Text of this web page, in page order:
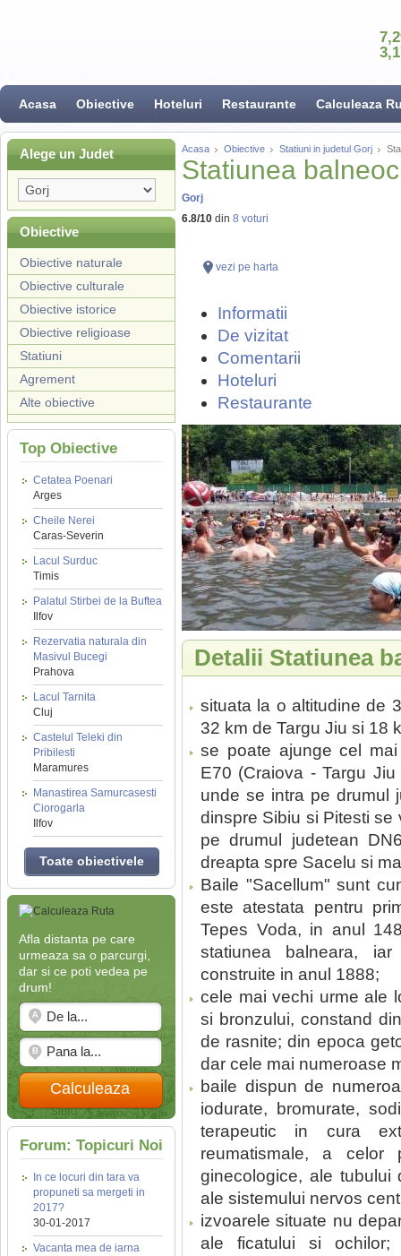
Acasa Obiective Hoteluri Restaurante Calculeaza
Alege un Judet
Obiective
Obiective naturale
Obiective culturale
Obiective istorice
Obiective religioase
Statiuni
Agrement
Alte obiective
Top Obiective
Cetatea Poenari
Arges
Cheile Nerei
Caras-Severin
Lacul Surduc
Timis
Palatul Stirbei de la Buftea
Ilfov
Rezervatia naturala din
Masivul Bucegi
Prahova
Lacul Tarnita
Cluj
Castelul Teleki din
Pribilesti
Maramures
Manastirea Samurcasesti
Ciorogarla
Ilfov
Toate obiectivele
Afla distanta pe care
urmeaza sa o parcurgi,
dar si ce poti vedea pe
drum!
Calculeaza
Forum: Topicuri Noi
In ce locuri din tara va
propuneti sa mergeti in
2017?
30-01-2017
Vacanta mea de iarna
Acasa Obiective Statiuni in judetul Gorj
Statiunea
Gorj
6.8/10 din 8 voturi
vezi pe harta
Informatii
De vizitat
Comentarii
Hoteluri
Restaurante
Detalii Statiunea
situata la o altitudine de
32 km de Targu Jiu si 18
se poate ajunge cel
E70 (Craiova - Targu
unde se intra pe drumul
dinspre Sibiu si Pitesti
pe drumul judetean
dreapta spre Sacelu si
Baile "Sacellum" sunt
este atestata pentru
Tepes Voda, in anul
statiunea balneara,
construite in anul 1888;
cele mai vechi urme ale
si bronzului, constand
de rasnite; din epoca
dar cele mai numeroase
baile dispun de
iodurate, bromurate,
terapeutic in cura
reumatismale, a celor
ginecologice, ale tubului
ale sistemului nervos
izvoarele situate nu
ale ficatului si ochilor;